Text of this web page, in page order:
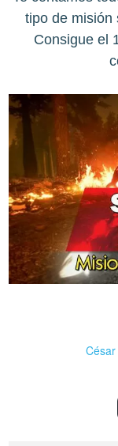
tipo de misión
Consigue el